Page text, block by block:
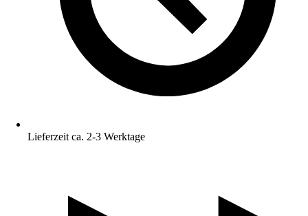
Lieferzeit ca. 2-3 Werktage